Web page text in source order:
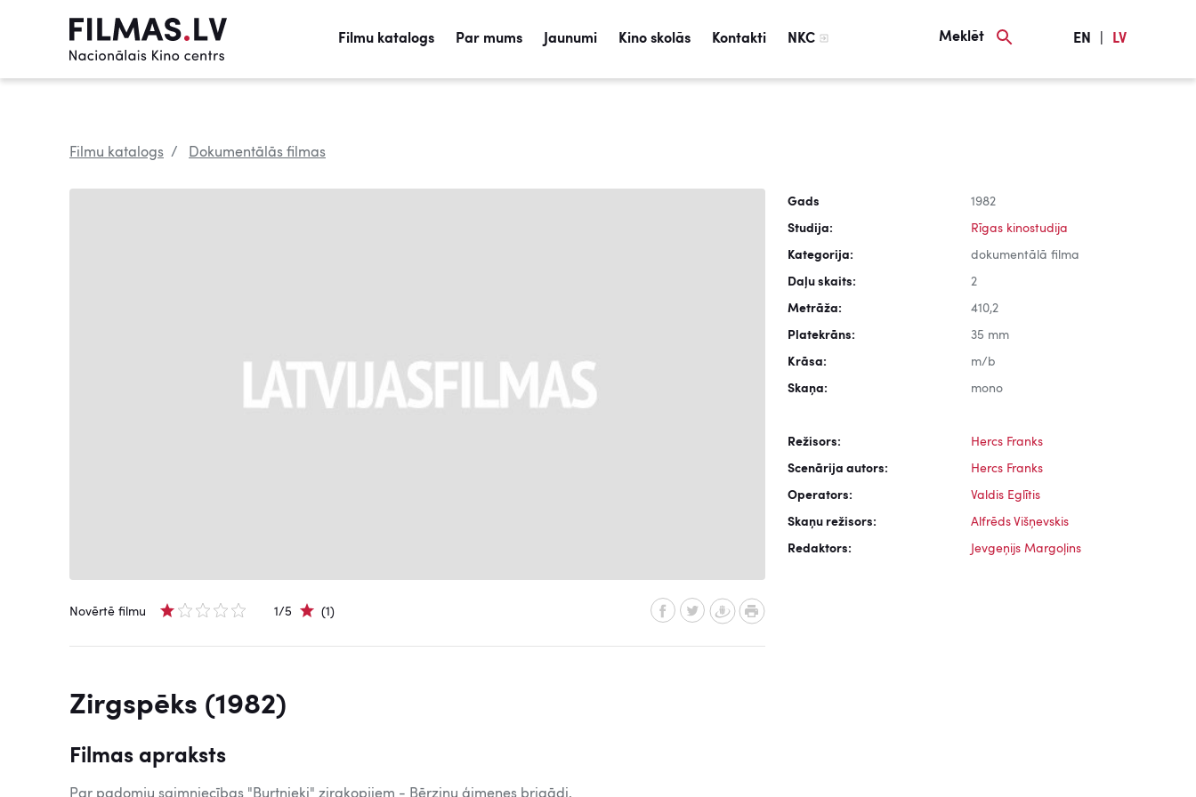
Filmu katalogs Par mums Jaunumi Kino skolās Kontakti NKC Meklēt EN LV
Filmu katalogs Dokumentālās filmas
Novērtē filmu 1/5 (1)
Zirgspēks (1982)
Filmas apraksts
Gads 1982
Studija: Rīgas kinostudija
Kategorija: dokumentālā filma
Daļu skaits: 2
Metrāža: 410,2
Platekrāns: 35 mm
Krāsa: m/b
Skaņa: mono
Režisors: Hercs Franks
Scenārija autors: Hercs Franks
Operators: Valdis Eglītis
Skaņu režisors: Alfrēds Višņevskis
Redaktors: Jevgeņijs Margoļins